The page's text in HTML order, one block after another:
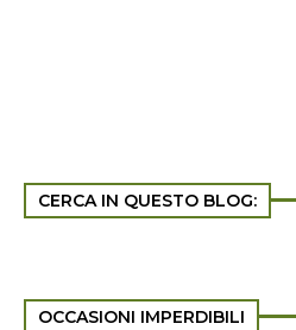
CERCA IN QUESTO BLOG:
OCCASIONI IMPERDIBILI